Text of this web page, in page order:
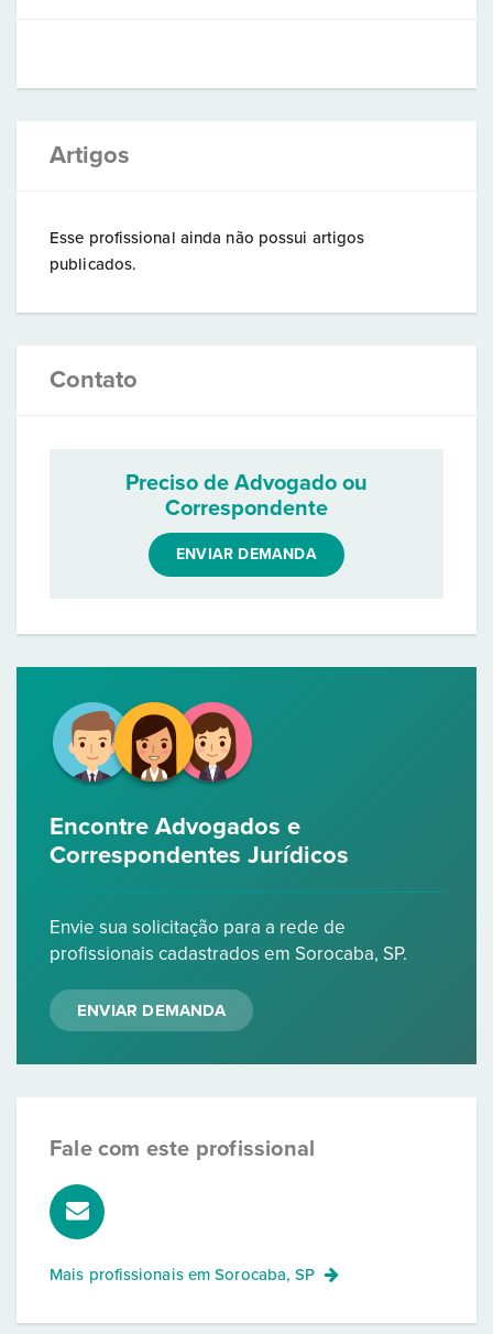
Artigos
Esse profissional ainda não possui artigos
publicados.
Contato
Preciso de Advogado ou
Correspondente
ENVIAR DEMANDA
Encontre Advogados e
Correspondentes Jurídicos
Envie sua solicitação para a rede de
profissionais cadastrados em Sorocaba, SP.
ENVIAR DEMANDA
Fale com este profissional
Mais profissionais emSorocaba, SP